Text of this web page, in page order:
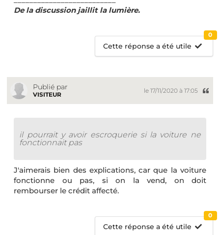
De la discussion jaillit la lumière.
Cette réponse a été utile
0
Publié par
VISITEUR
le 17/11/2020 à 17:05
il pourrait y avoir escroquerie si la voiture ne
fonctionnait pas
J'aimerais bien des explications, car que la voiture
fonctionne ou pas, si on la vend, on doit
rembourser le crédit affecté.
Cette réponse a été utile
0